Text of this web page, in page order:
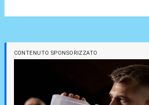
CONTENUTO SPONSORIZZATO